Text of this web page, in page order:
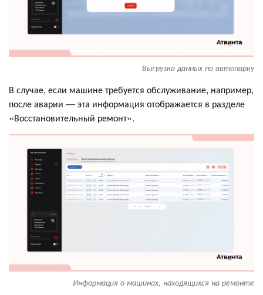
Выгрузка данных по автопарку
В случае, если машине требуется обслуживание, например,
после аварии — эта информация отображается в разделе
«Восстановительный ремонт».
Информация о машинах, находящихся на ремонте